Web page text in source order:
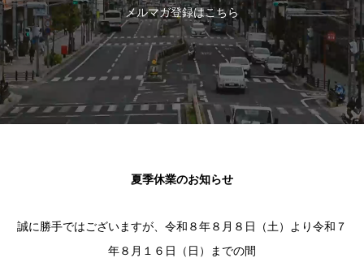
メルマガ登録はこちら
夏季休業のお知らせ
誠に勝手ではございますが、令和８年８月８日（土）より令和７
年８月１６日（日）までの間